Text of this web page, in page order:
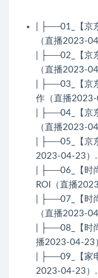
| ├──01_【京
（直播2023-
| ├──02_【京
（直播2023-
| ├──03_【京
作（直播
| ├──04_【京
（直播2023-
| ├──05_【京
2023-04-23）
| ├──06_【时
ROI（直播
| ├──07_【时
（直播2023-
| ├──08_【时
播2023-04-23
| ├──09_【家
2023-04-23）